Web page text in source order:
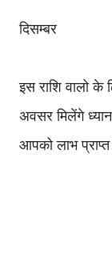
दिसम्बर
इस राशि वालो के
अवसर मिलेंगे
आपको लाभ प्राप्त